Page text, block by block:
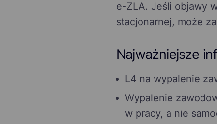
e-ZLA. Jeśli objawy
stacjonarnej, może
Najważniejsze
L4 na wypalenie
Wypalenie
w pracy, a nie